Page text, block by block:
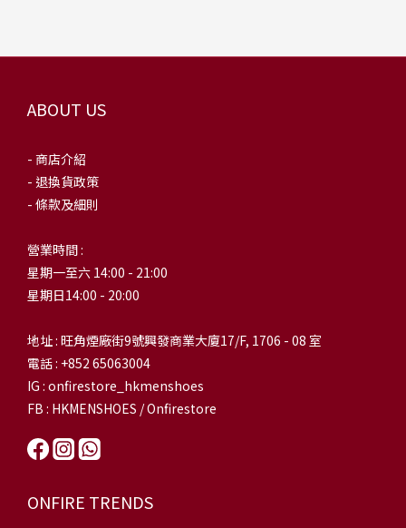
ABOUT US
- 商店介紹
- 退換貨政策
- 條款及細則
營業時間 :
星期一至六 14:00 - 21:00
星期日14:00 - 20:00
地址 : 旺角煙廠街9號興發商業大廈17/F, 1706 - 08 室
電話 : +852 65063004
IG : onfirestore_hkmenshoes
FB : HKMENSHOES / Onfirestore
ONFIRE TRENDS